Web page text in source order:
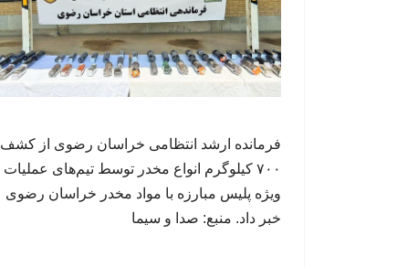
فرمانده ارشد انتظامی خراسان رضوی از کشف
۷۰۰ کیلوگرم انواع مخدر توسط تیم‌های عملیات
ویژه پلیس مبارزه با مواد مخدر خراسان رضوی
خبر داد. منبع: صدا و سیما